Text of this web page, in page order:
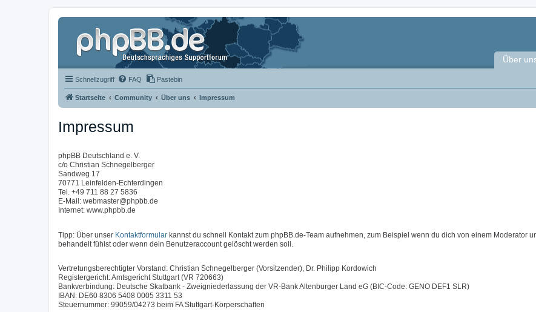
Über
Schnellzugriff FAQ Pastebin
Startseite Community Über uns Impressum
Impressum
phpBB Deutschland e. V.
c/o Christian Schnegelberger
Sandweg 17
70771 Leinfelden-Echterdingen
Tel. +49 711 88 27 5836
E-Mail: webmaster@phpbb.de
Internet: www.phpbb.de
Tipp: Über unser Kontaktformular kannst du schnell Kontakt zum phpBB.de-Team aufnehmen, zum Beispiel wenn du dich von einem Moderator
behandelt fühlst oder wenn dein Benutzeraccount gelöscht werden soll.
Vertretungsberechtigter Vorstand: Christian Schnegelberger (Vorsitzender), Dr. Philipp Kordowich
Registergericht: Amtsgericht Stuttgart (VR 720663)
Bankverbindung: Deutsche Skatbank - Zweigniederlassung der VR-Bank Altenburger Land eG (BIC-Code: GENO DEF1 SLR)
IBAN: DE60 8306 5408 0005 3311 53
Steuernummer: 99059/04273 beim FA Stuttgart-Körperschaften